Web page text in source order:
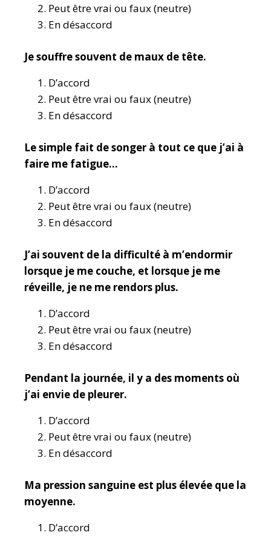
Peut être vrai ou faux (neutre)
En désaccord
Je souffre souvent de maux de tête.
D’accord
Peut être vrai ou faux (neutre)
En désaccord
Le simple fait de songer à tout ce que j’ai à
faire me fatigue…
D’accord
Peut être vrai ou faux (neutre)
En désaccord
J’ai souvent de la difficulté à m’endormir
lorsque je me couche, et lorsque je me
réveille, je ne me rendors plus.
D’accord
Peut être vrai ou faux (neutre)
En désaccord
Pendant la journée, il y a des moments où
j’ai envie de pleurer.
D’accord
Peut être vrai ou faux (neutre)
En désaccord
Ma pression sanguine est plus élevée que la
moyenne.
D’accord